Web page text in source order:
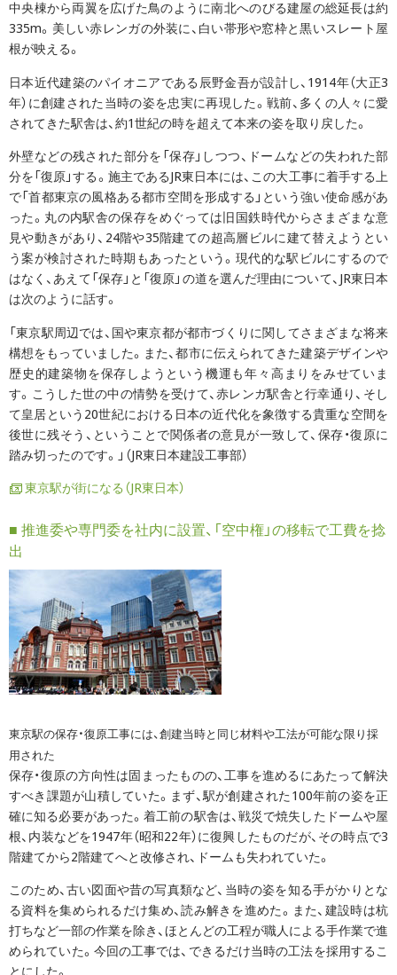
中央棟から両翼を広げた鳥のように南北へのびる建屋の総延長は約
335m。美しい赤レンガの外装に、白い帯形や窓枠と黒いスレート屋
根が映える。
日本近代建築のパイオニアである辰野金吾が設計し、1914年（大正3
年）に創建された当時の姿を忠実に再現した。戦前、多くの人々に愛
されてきた駅舎は、約1世紀の時を超えて本来の姿を取り戻した。
外壁などの残された部分を「保存」しつつ、ドームなどの失われた部
分を「復原」する。施主であるJR東日本には、この大工事に着手する上
で「首都東京の風格ある都市空間を形成する」という強い使命感があ
った。丸の内駅舎の保存をめぐっては旧国鉄時代からさまざまな意
見や動きがあり、24階や35階建ての超高層ビルに建て替えようとい
う案が検討された時期もあったという。現代的な駅ビルにするので
はなく、あえて「保存」と「復原」の道を選んだ理由について、JR東日本
は次のように話す。
「東京駅周辺では、国や東京都が都市づくりに関してさまざまな将来
構想をもっていました。また、都市に伝えられてきた建築デザインや
歴史的建築物を保存しようという機運も年々高まりをみせていま
す。こうした世の中の情勢を受けて、赤レンガ駅舎と行幸通り、そし
て皇居という20世紀における日本の近代化を象徴する貴重な空間を
後世に残そう、ということで関係者の意見が一致して、保存・復原に
踏み切ったのです。」（JR東日本建設工事部）
東京駅が街になる（JR東日本）
■ 推進委や専門委を社内に設置、「空中権」の移転で工費を捻
出
東京駅の保存・復原工事には、創建当時と同じ材料や工法が可能な限り採
用された
保存・復原の方向性は固まったものの、工事を進めるにあたって解決
すべき課題が山積していた。まず、駅が創建された100年前の姿を正
確に知る必要があった。着工前の駅舎は、戦災で焼失したドームや屋
根、内装などを1947年（昭和22年）に復興したものだが、その時点で3
階建てから2階建てへと改修され、ドームも失われていた。
このため、古い図面や昔の写真類など、当時の姿を知る手がかりとな
る資料を集められるだけ集め、読み解きを進めた。また、建設時は杭
打ちなど一部の作業を除き、ほとんどの工程が職人による手作業で進
められていた。今回の工事では、できるだけ当時の工法を採用するこ
とにした。